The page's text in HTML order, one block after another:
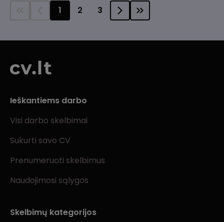
1 2 3
Ieškantiems darbo
Visi darbo skelbimai
Sukurti savo CV
Prenumeruoti skelbimus
Naudojimosi sąlygos
Skelbimų kategorijos